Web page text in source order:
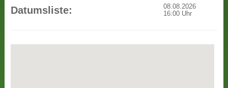
Datumsliste:
08.08.2026
16:00 Uhr